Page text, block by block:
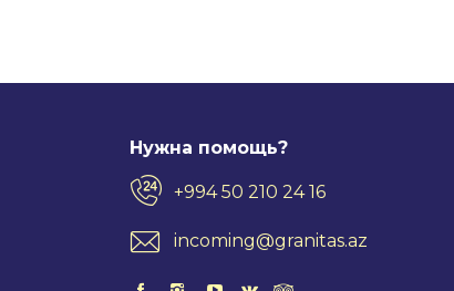
Нужна помощь?
+994 50 210 24 16
incoming@granitas.az